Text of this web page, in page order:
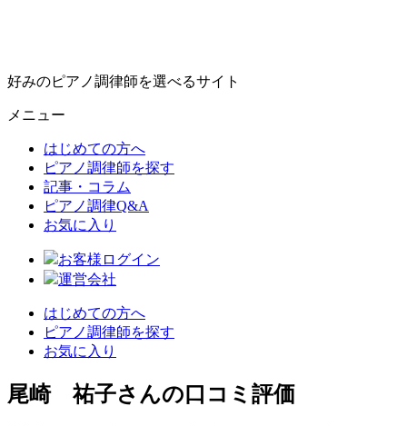
好みのピアノ調律師を選べるサイト
メニュー
はじめての方へ
ピアノ調律師を探す
記事・コラム
ピアノ調律Q&A
お気に入り
お客様ログイン
運営会社
はじめての方へ
ピアノ調律師を探す
お気に入り
尾崎 祐子さんの口コミ評価